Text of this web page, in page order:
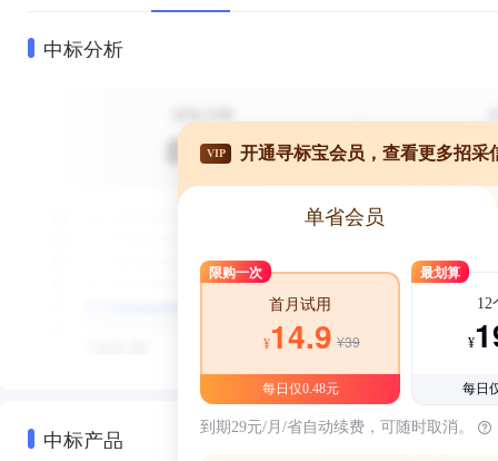
中标分析
中标产品
VIP 开通寻标宝会员，查看更多招采
单省会员
限购一次
首月试用
¥14.9 ¥39
每日仅0.48元
最划算
12
¥
每日
到期29元/月/省自动续费，可随时取消。